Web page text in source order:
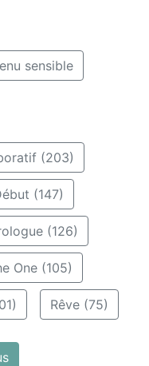
sensible
(203)
(147)
(126)
One (105)
Rêve (75)